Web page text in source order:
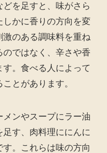
を足すと、味がさら
かに香りの方向を変
激のある調味料を重ね
ではなく、辛さや香
す。食べる人によって
とがあります。
ンやスープにラー油
す、肉料理ににんに
。これらは味の方向